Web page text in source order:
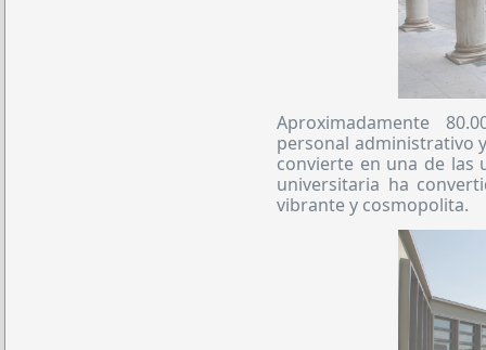
Aproximadamente
personal administrativo
convierte en una de las
universitaria ha
vibrante y cosmopolita.